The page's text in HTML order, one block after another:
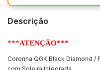
Descrição
***ATENÇÃO***
Coronha QGK Black Diamond /